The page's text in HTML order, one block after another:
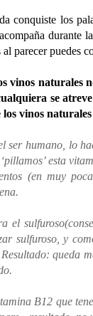
conquiste los
durante
parecer puedes
vinos naturales
se
vinos
humano, lo
esta
(en muy
el
sulfuroso, y
queda
B12 que